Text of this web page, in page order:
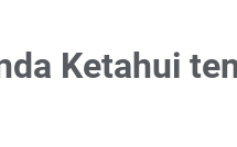
Ketahui